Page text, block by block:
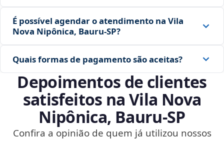
É possível agendar o atendimento na Vila
Nova Nipônica, Bauru‑SP?
Quais formas de pagamento são aceitas?
Depoimentos de clientes
satisfeitos na Vila Nova
Nipônica, Bauru‑SP
Confira a opinião de quem já utilizou nossos